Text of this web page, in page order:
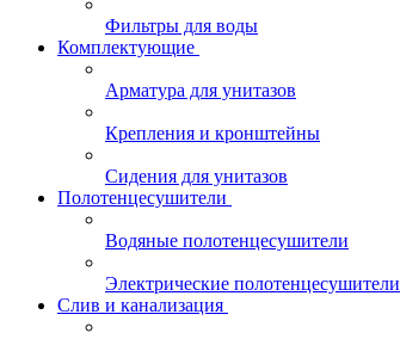
Фильтры для воды
Комплектующие
Арматура для унитазов
Крепления и кронштейны
Сидения для унитазов
Полотенцесушители
Водяные полотенцесушители
Электрические полотенцесушители
Слив и канализация